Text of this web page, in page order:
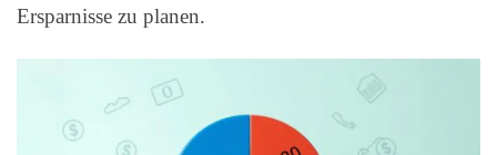
Ersparnisse zu planen.